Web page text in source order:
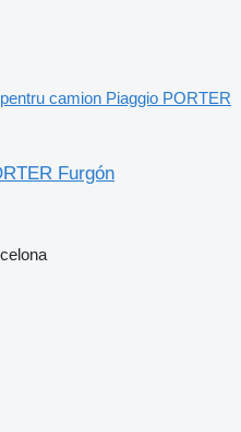
camion Piaggio PORTER
Furgón